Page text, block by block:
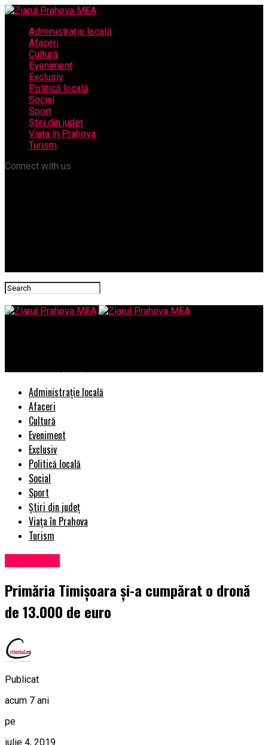
Administrație locală
Afaceri
Cultură
Eveniment
Exclusiv
Politică locală
Social
Sport
Știri din județ
Viața în Prahova
Turism
Connect with us
Administrație locală
Afaceri
Cultură
Eveniment
Exclusiv
Politică locală
Social
Sport
Știri din județ
Viața în Prahova
Turism
Primăria Timişoara şi-a cumpărat o dronă
de 13.000 de euro
Publicat
acum 7 ani
pe
iulie 4, 2019